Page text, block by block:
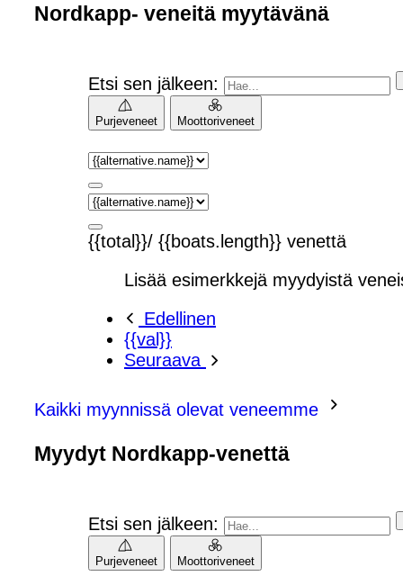
Nordkapp- veneitä myytävänä
Etsi sen jälkeen:
Purjeveneet Moottoriveneet
{{total}}/ {{boats.length}} venettä
Lisää esimerkkejä myydyistä
Edellinen
{{val}}
Seuraava
Kaikki myynnissä olevat veneemme
Myydyt Nordkapp-venettä
Etsi sen jälkeen:
Purjeveneet Moottoriveneet